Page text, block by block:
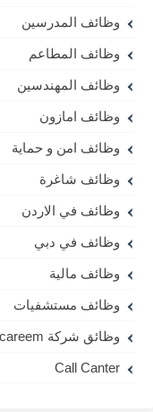
وظائف المدرسين
وظائف المطاعم
وظائف المهندسين
وظائف امازون
وظائف امن و حماية
وظائف شاغرة
وظائف في الاردن
وظائف في دبي
وظائف مالية
وظائف مستشفيات
وظائق شركة careem
Call Canter